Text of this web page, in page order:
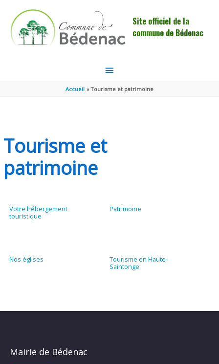
Site officiel de la
commune de Bédenac
MENU
PRINCIPAL
Accueil Tourisme et patrimoine
Tourisme et
patrimoine
Votre hébergement
touristique
Patrimoine
Nos églises
Tourisme en Haute-
Saintonge
Mairie de Bédenac